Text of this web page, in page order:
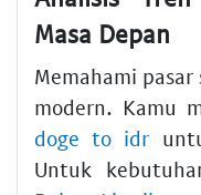
Masa Depan
Memahami
modern. Kamu
doge to idr
Untuk